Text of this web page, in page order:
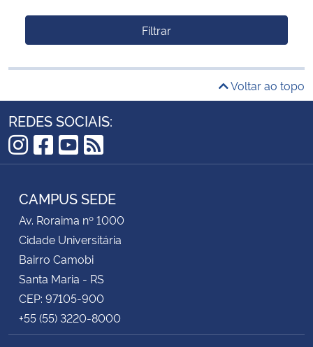
Filtrar
Voltar ao topo
REDES SOCIAIS:
Instagram
Facebook
YouTube
RSS
CAMPUS SEDE
Av. Roraima nº 1000
Cidade Universitária
Bairro Camobi
Santa Maria - RS
CEP: 97105-900
+55 (55) 3220-8000